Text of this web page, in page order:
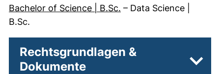
Bachelor of Science | B.Sc. – Data Science |
B.Sc.
Rechtsgrundlagen &
Dokumente